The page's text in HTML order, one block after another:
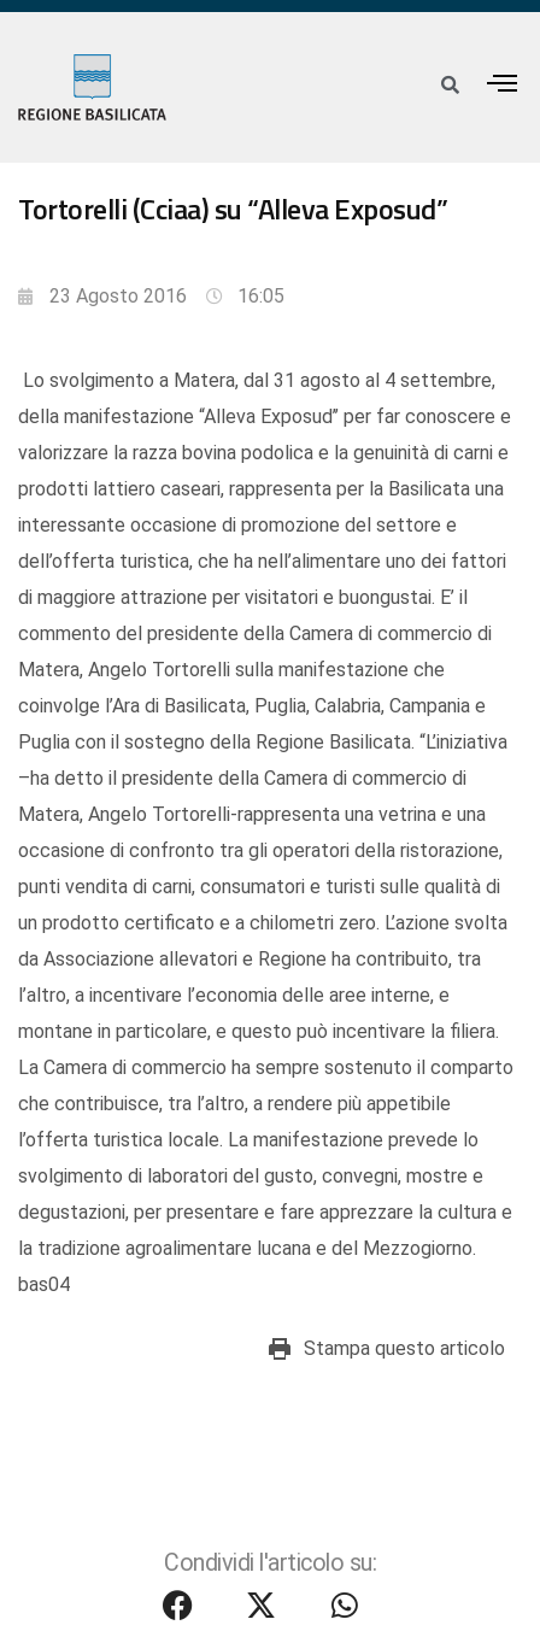
Tortorelli (Cciaa) su “Alleva Exposud”
23 Agosto 2016 16:05
Lo svolgimento a Matera, dal 31 agosto al 4 settembre,
della manifestazione “Alleva Exposud’’ per far conoscere e
valorizzare la razza bovina podolica e la genuinità di carni e
prodotti lattiero caseari, rappresenta per la Basilicata una
interessante occasione di promozione del settore e
dell’offerta turistica, che ha nell’alimentare uno dei fattori
di maggiore attrazione per visitatori e buongustai. E’ il
commento del presidente della Camera di commercio di
Matera, Angelo Tortorelli sulla manifestazione che
coinvolge l’Ara di Basilicata, Puglia, Calabria, Campania e
Puglia con il sostegno della Regione Basilicata. “L’iniziativa
–ha detto il presidente della Camera di commercio di
Matera, Angelo Tortorelli-rappresenta una vetrina e una
occasione di confronto tra gli operatori della ristorazione,
punti vendita di carni, consumatori e turisti sulle qualità di
un prodotto certificato e a chilometri zero. L’azione svolta
da Associazione allevatori e Regione ha contribuito, tra
l’altro, a incentivare l’economia delle aree interne, e
montane in particolare, e questo può incentivare la filiera.
La Camera di commercio ha sempre sostenuto il comparto
che contribuisce, tra l’altro, a rendere più appetibile
l’offerta turistica locale. La manifestazione prevede lo
svolgimento di laboratori del gusto, convegni, mostre e
degustazioni, per presentare e fare apprezzare la cultura e
la tradizione agroalimentare lucana e del Mezzogiorno.
bas04
Stampa questo articolo
Condividi l'articolo su: